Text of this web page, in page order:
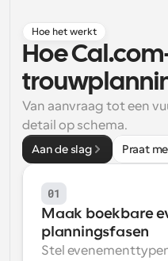
Supercharged
Workflow
Automatiseer
Blog
Blijf op de hoogte
Instant
Ontmoet cliënten
Dynamische Groep
Boek naadloos
Webhooks
Hoe het werkt
Hoe
Van aanvraag tot een
detail op schema.
Aan de slag Praat
01
Maak boekbare
planningsfasen
Stel